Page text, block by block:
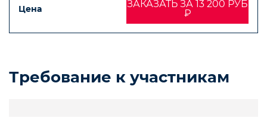
ЗАКАЗАТЬ ЗА 13 200 РУБ
₽
Требование к участникам